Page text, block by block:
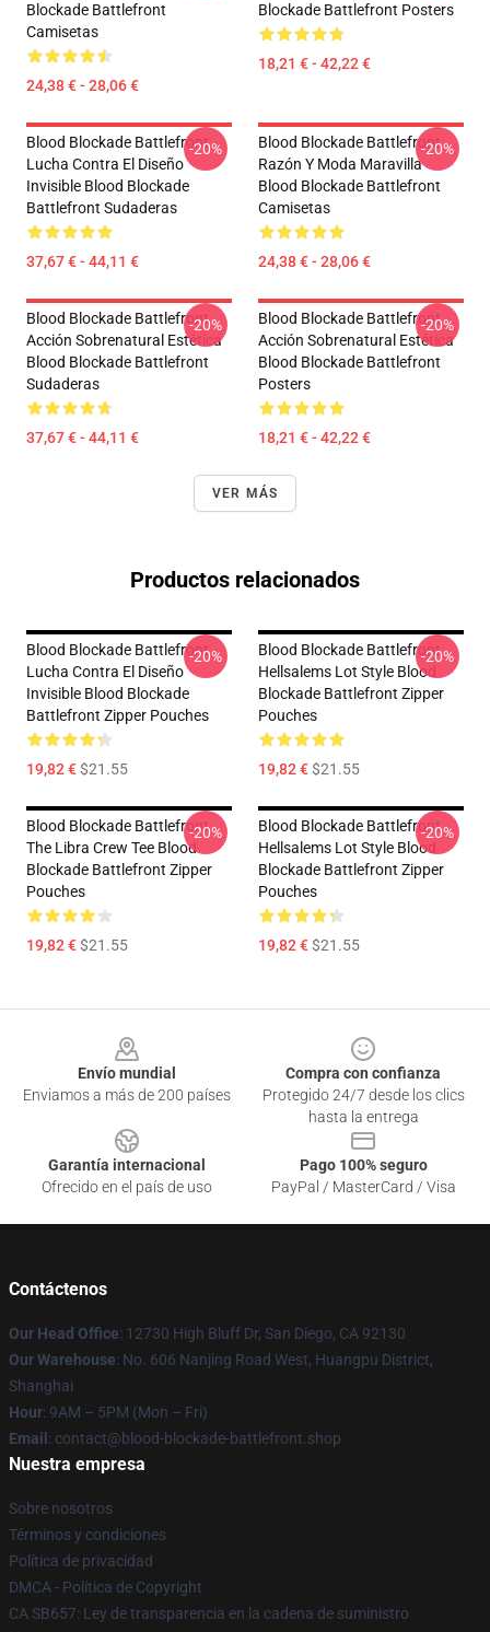
Blockade Battlefront
Camisetas
24,38 € - 28,06 €
Blockade Battlefront Posters
18,21 € - 42,22 €
Blood Blockade Battlefront
Lucha Contra El Diseño
Invisible Blood Blockade
Battlefront Sudaderas
37,67 € - 44,11 €
-20%
Blood Blockade Battlefront
Razón Y Moda Maravilla
Blood Blockade Battlefront
Camisetas
24,38 € - 28,06 €
-20%
Blood Blockade Battlefront
Acción Sobrenatural Estética
Blood Blockade Battlefront
Sudaderas
37,67 € - 44,11 €
-20%
Blood Blockade Battlefront
Acción Sobrenatural Estética
Blood Blockade Battlefront
Posters
18,21 € - 42,22 €
-20%
VER MÁS
Productos relacionados
Blood Blockade Battlefront
Lucha Contra El Diseño
Invisible Blood Blockade
Battlefront Zipper Pouches
19,82 €$21.55
-20%
Blood Blockade Battlefront
Hellsalems Lot Style Blood
Blockade Battlefront Zipper
Pouches
19,82 €$21.55
-20%
Blood Blockade Battlefront
The Libra Crew Tee Blood
Blockade Battlefront Zipper
Pouches
19,82 €$21.55
-20%
Blood Blockade Battlefront
Hellsalems Lot Style Blood
Blockade Battlefront Zipper
Pouches
19,82 €$21.55
-20%
Envío mundial
Enviamos a más de 200 países
Compra con confianza
Protegido 24/7 desde los clics
hasta la entrega
Garantía internacional
Ofrecido en el país de uso
Pago 100% seguro
PayPal / MasterCard / Visa
Contáctenos
Our Head Office: 12730 High Bluff Dr, San Diego, CA 92130
Our Warehouse: No. 606 Nanjing Road West, Huangpu District,
Shanghai
Hour: 9AM – 5PM (Mon – Fri)
Email : contact@blood-blockade-battlefront.shop
Nuestra empresa
Sobre nosotros
Términos y condiciones
Política de privacidad
DMCA - Política de Copyright
CA SB657: Ley de transparencia en la cadena de suministro